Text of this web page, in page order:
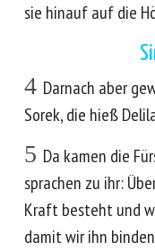
sie hinauf auf die
4 Darnach aber
Sorek, die hieß
5 Da kamen die
sprachen zu ihr:
Kraft besteht und
damit wir ihn